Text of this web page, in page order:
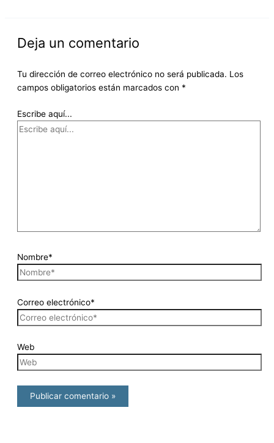
Deja un comentario
Tu dirección de correo electrónico no será publicada. Los
campos obligatorios están marcados con *
Escribe aquí...
Nombre*
Correo electrónico*
Web